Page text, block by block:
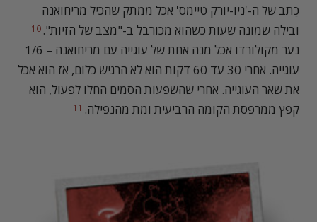
כַתב של ה-'ניו-יורק טיימס' אכל ממתק שהכיל מריחואנה
ובילה שמונה שעות כשהוא מכורבל ב-"מצב של הזיות". 10
נער מקולורדו אכל מנה אחת של עוגייה עם מריחואנה – 1/6
עוגייה. אחרי 30 עד 60 דקות הוא לא הרגיש כלום, אז הוא אכל
את שאר העוגייה. אחרי שהשפעות הסמים החלו לפעול, הוא
קפץ ממרפסת הקומה הרביעית ומת מהנפילה. 11